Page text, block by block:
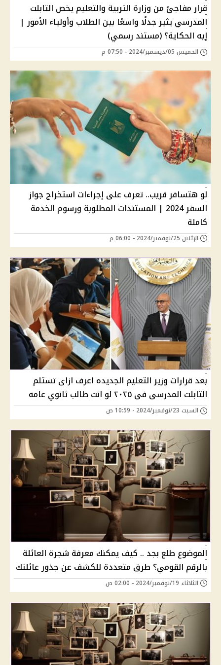
قرار مفاجئ من وزارة التربية والتعليم يخص التابلت
المدرسي يثير جدلًا واسعًا بين الطلاب وأولياء الأمور |
إيه الحكاية؟ (مستند رسمي)
الخميس 05/ديسمبر/2024 - 07:50 م
لو هتسافر قريب.. تعرف على إجراءات استخراج جواز
السفر 2024 | المستندات المطلوبة ورسوم الخدمة
كاملة
الإثنين 25/نوفمبر/2024 - 06:00 م
بعد قرارات وزير التعليم الجديده اعرف ازاى تستلم
التابلت المدرسى فى ٢٠٢٥ لو انت طالب ثانوي عامه
السبت 23/نوفمبر/2024 - 10:59 ص
الموضوع طلع بجد .. كيف يمكنك معرفة شجرة العائلة
بالرقم القومي؟ طرق متعددة للكشف عن جذور عائلتك
الثلاثاء 19/نوفمبر/2024 - 02:00 ص